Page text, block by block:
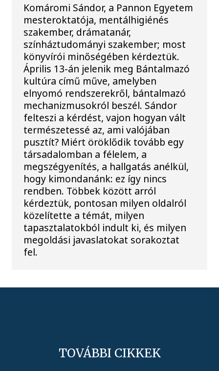
Komáromi Sándor, a Pannon Egyetem
mesteroktatója, mentálhigiénés
szakember, drámatanár,
színháztudományi szakember; most
könyvírói minőségében kérdeztük.
Április 13-án jelenik meg Bántalmazó
kultúra című műve, amelyben
elnyomó rendszerekről, bántalmazó
mechanizmusokról beszél. Sándor
felteszi a kérdést, vajon hogyan vált
természetessé az, ami valójában
pusztít? Miért öröklődik tovább egy
társadalomban a félelem, a
megszégyenítés, a hallgatás anélkül,
hogy kimondanánk: ez így nincs
rendben. Többek között arról
kérdeztük, pontosan milyen oldalról
közelítette a témát, milyen
tapasztalatokból indult ki, és milyen
megoldási javaslatokat sorakoztat
fel.
TOVÁBBI CIKKEK